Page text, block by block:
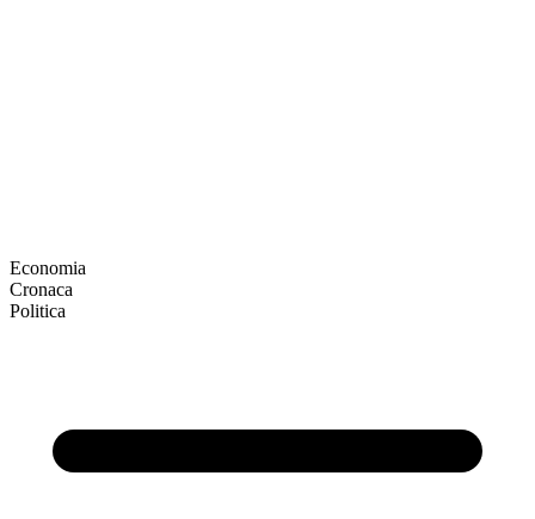
Economia
Cronaca
Politica